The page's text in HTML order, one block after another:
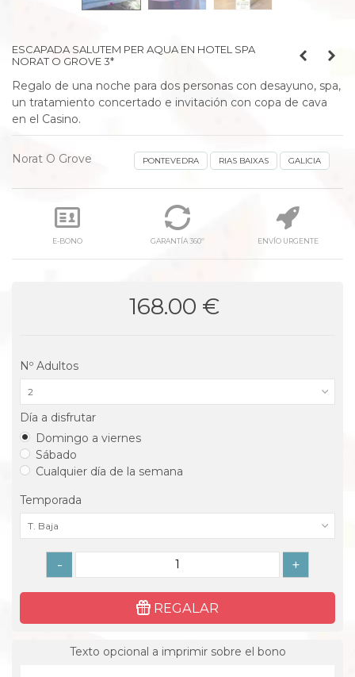
ESCAPADA SALUTEM PER AQUA EN HOTEL SPA
NORAT O GROVE 3*
Regalo de una noche para dos personas con desayuno, spa,
un tratamiento concertado e invitación con copa de cava
en el Casino.
Norat O Grove PONTEVEDRA RIAS BAIXAS GALICIA
E-BONO GARANTÍA 360º ENVÍO URGENTE
168.00 €
Nº Adultos
2
Día a disfrutar
Domingo a viernes
Sábado
Cualquier día de la semana
Temporada
T. Baja
- +
REGALAR
Texto opcional a imprimir sobre el bono